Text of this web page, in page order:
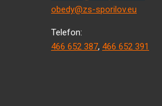
obedy@zs-sporilov.eu
Telefon:
466 652 387, 466 652 391